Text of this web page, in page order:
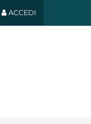
ACCEDI